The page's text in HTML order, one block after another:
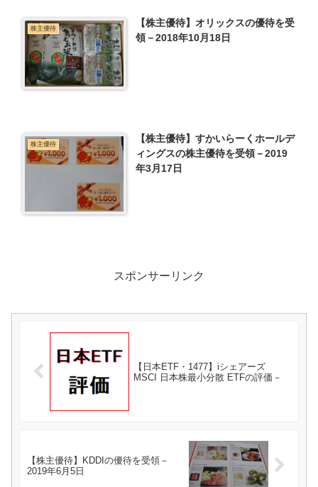
株主優待
【株主優待】オリックスの優待を受
領－2018年10月18日
株主優待
【株主優待】すかいらーくホールデ
ィングスの株主優待を受領－2019
年3月17日
スポンサーリンク
【日本ETF・1477】iシェアーズ
MSCI 日本株最小分散 ETFの評価－
【株主優待】KDDIの優待を受領－
2019年6月5日